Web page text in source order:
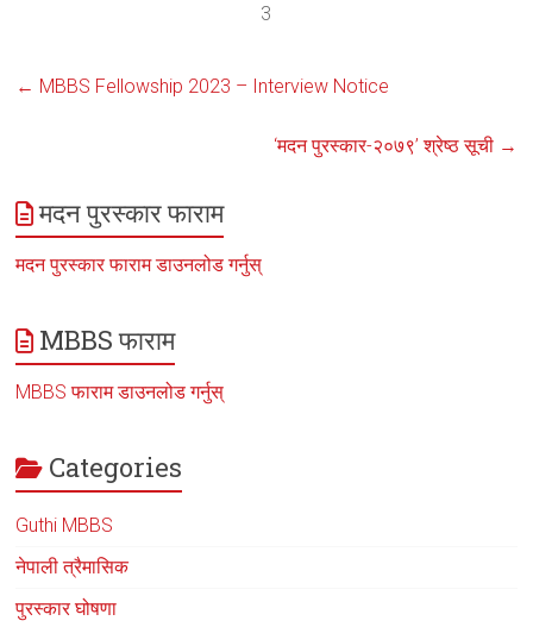
3
← MBBS Fellowship 2023 – Interview Notice
‘मदन पुरस्कार-२०७९’ श्रेष्ठ सूची →
मदन पुरस्कार फाराम
मदन पुरस्कार फाराम डाउनलोड गर्नुस्
MBBS फाराम
MBBS फाराम डाउनलोड गर्नुस्
Categories
Guthi MBBS
नेपाली त्रैमासिक
पुरस्कार घोषणा